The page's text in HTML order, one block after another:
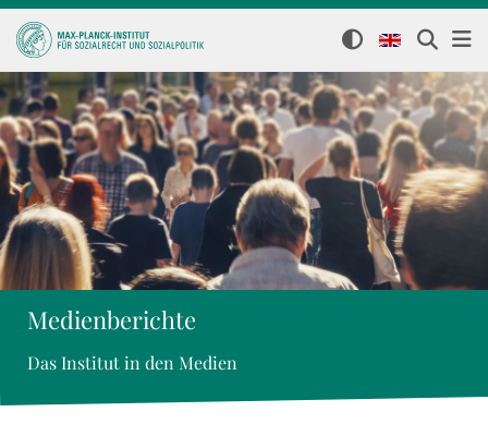
Medienberichte
Das Institut in den Medien